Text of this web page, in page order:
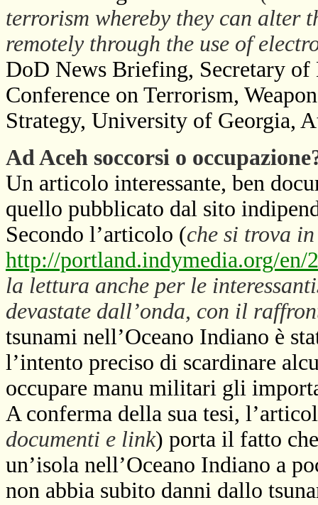
terrorism whereby they can alter
remotely through the use of
DoD News Briefing, Secretary
Conference on Terrorism,
Strategy, University of Georgia,
Ad Aceh soccorsi o
Un articolo interessante, ben
quello pubblicato dal sito
Secondo l’articolo (che si trova in
http://portland.indymedia.org/en/
la lettura anche per le
devastate dall’onda, con il
tsunami nell’Oceano Indiano è
l’intento preciso di scardinare
occupare manu militari gli
A conferma della sua tesi,
documenti e link) porta il fatto
un’isola nell’Oceano Indiano a
non abbia subito danni dallo